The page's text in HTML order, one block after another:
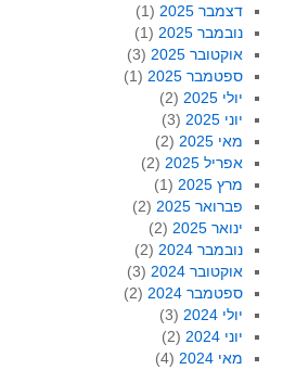
דצמבר 2025
(1)
נובמבר 2025
(1)
אוקטובר 2025
(3)
ספטמבר 2025
(1)
יולי 2025
(2)
יוני 2025
(3)
מאי 2025
(2)
אפריל 2025
(2)
מרץ 2025
(1)
פברואר 2025
(2)
ינואר 2025
(2)
נובמבר 2024
(2)
אוקטובר 2024
(3)
ספטמבר 2024
(2)
יולי 2024
(3)
יוני 2024
(2)
מאי 2024
(4)